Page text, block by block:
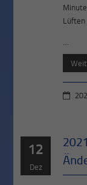
Lüften
…
12
Dez